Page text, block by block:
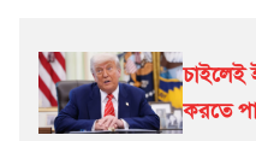
চাইলেই
করতে